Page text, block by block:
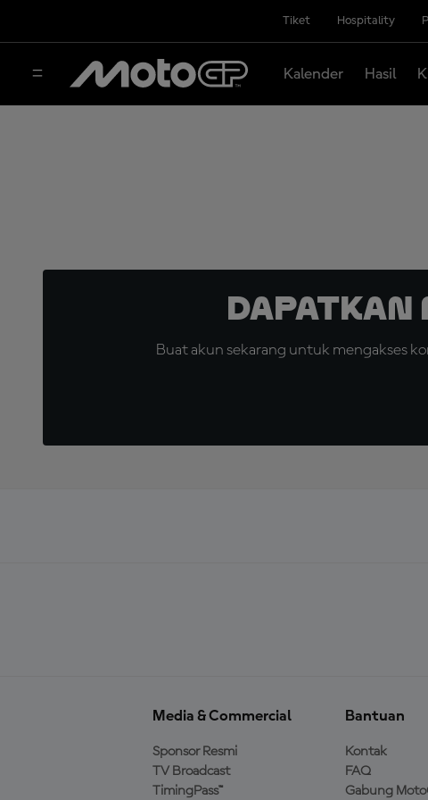
Tiket Hospitality
Kalender Hasil
Dapatkan
Buat akun sekarang untuk mengakses
Media & Commercial
Sponsor Resmi
TV Broadcast
TimingPass™
Bantuan
Kontak
FAQ
Gabung